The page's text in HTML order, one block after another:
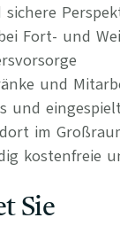
Fort- und
und
und
im
kostenfreie
Sie